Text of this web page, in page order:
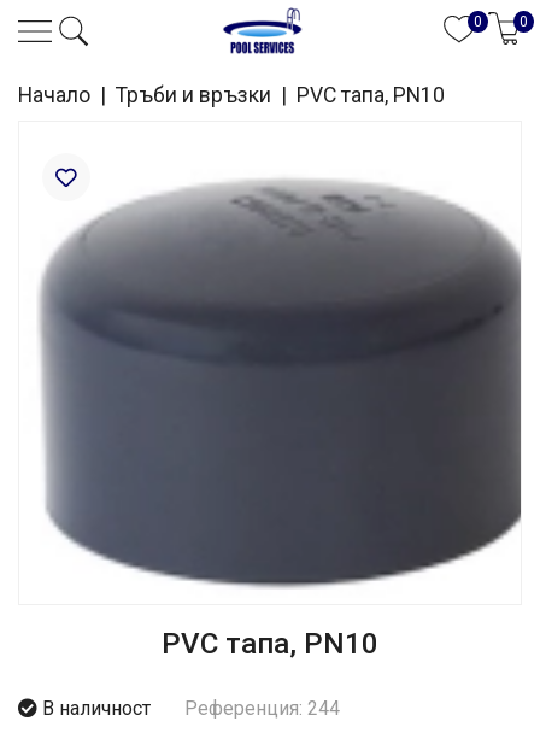
0 0
Начало Тръби и връзки PVC тапа, PN10
PVC тапа, PN10
В наличност Референция: 244